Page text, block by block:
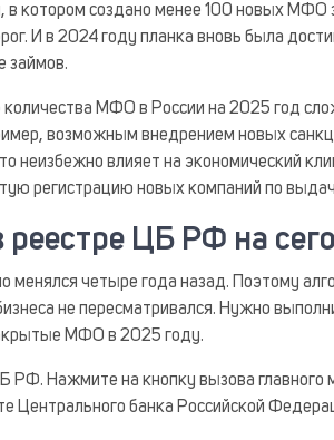
котором создано менее 100 новых МФО
И в 2024 году планка вновь была
займов.
МФО в России на 2025 год
возможным внедрением новых
неизбежно влияет на экономический
регистрацию новых компаний по
ЦБ РФ на
менялся четыре года назад. Поэтому
не пересматривался. Нужно
МФО в 2025 году.
РФ. Нажмите на кнопку вызова главного
Центрального банка Российской